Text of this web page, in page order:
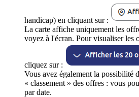
handicap) en cliquant sur :
La carte affiche uniquement les
voyez à l'écran. Pour visualiser les
cliquez sur :
Vous avez également la possibilité
« classement » des offres : vous
par date.